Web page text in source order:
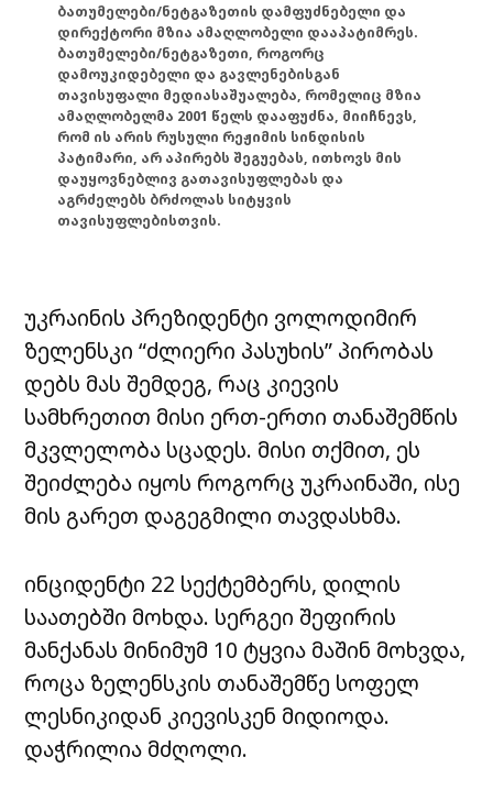
ბათუმელები/ნეტგაზეთის დამფუძნებელი და
დირექტორი მზია ამაღლობელი დააპატიმრეს.
ბათუმელები/ნეტგაზეთი, როგორც
დამოუკიდებელი და გავლენებისგან
თავისუფალი მედიასაშუალება, რომელიც მზია
ამაღლობელმა 2001 წელს დააფუძნა, მიიჩნევს,
რომ ის არის რუსული რეჟიმის სინდისის
პატიმარი, არ აპირებს შეგუებას, ითხოვს მის
დაუყოვნებლივ გათავისუფლებას და
აგრძელებს ბრძოლას სიტყვის
თავისუფლებისთვის.
უკრაინის პრეზიდენტი ვოლოდიმირ
ზელენსკი “ძლიერი პასუხის” პირობას
დებს მას შემდეგ, რაც კიევის
სამხრეთით მისი ერთ-ერთი თანაშემწის
მკვლელობა სცადეს. მისი თქმით, ეს
შეიძლება იყოს როგორც უკრაინაში, ისე
მის გარეთ დაგეგმილი თავდასხმა.
ინციდენტი 22 სექტემბერს, დილის
საათებში მოხდა. სერგეი შეფირის
მანქანას მინიმუმ 10 ტყვია მაშინ მოხვდა,
როცა ზელენსკის თანაშემწე სოფელ
ლესნიკიდან კიევისკენ მიდიოდა.
დაჭრილია მძღოლი.